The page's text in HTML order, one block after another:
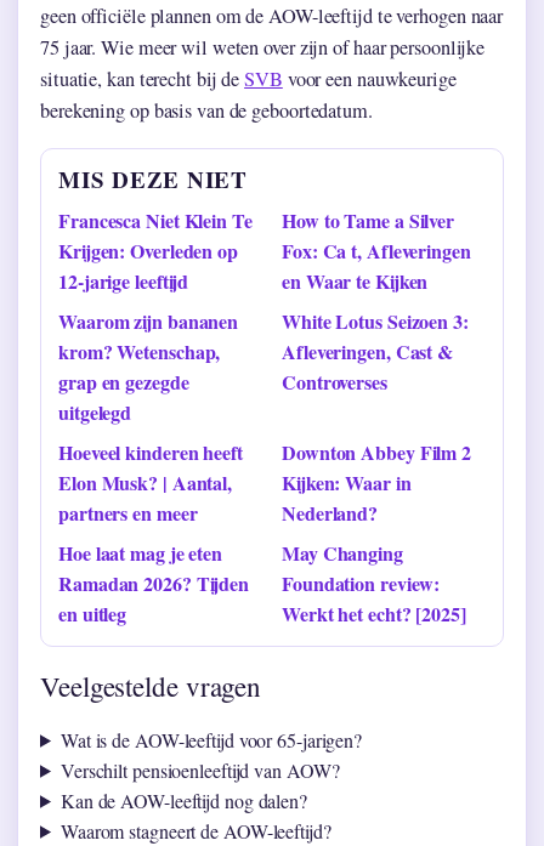
geen officiële plannen om de AOW-leeftijd te verhogen naar
75 jaar. Wie meer wil weten over zijn of haar persoonlijke
situatie, kan terecht bij deSVB voor een nauwkeurige
berekening op basis van de geboortedatum.
MIS DEZE NIET
Francesca Niet Klein Te
Krijgen: Overleden op
12-jarige leeftijd
How to Tame a Silver
Fox: Ca t, Afleveringen
en Waar te Kijken
Waarom zijn bananen
krom? Wetenschap,
grap en gezegde
uitgelegd
White Lotus Seizoen 3:
Afleveringen, Cast &
Controverses
Hoeveel kinderen heeft
Elon Musk? | Aantal,
partners en meer
Downton Abbey Film 2
Kijken: Waar in
Nederland?
Hoe laat mag je eten
Ramadan 2026? Tijden
en uitleg
May Changing
Foundation review:
Werkt het echt? [2025]
Veelgestelde vragen
Wat is de AOW-leeftijd voor 65-jarigen?
Verschilt pensioenleeftijd van AOW?
Kan de AOW-leeftijd nog dalen?
Waarom stagneert de AOW-leeftijd?